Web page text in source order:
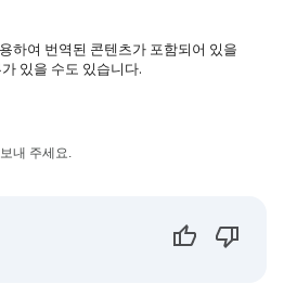
하여 번역된 콘텐츠가 포함되어 있을
있을 수도 있습니다.
내 주세요.